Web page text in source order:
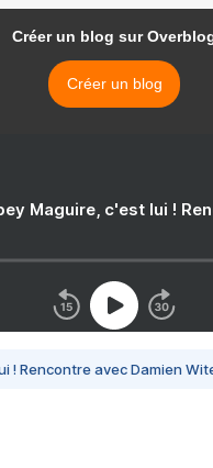
Créer un blog sur
Créer un blog
Maguire, c'est lui !
! Rencontre avec Damien